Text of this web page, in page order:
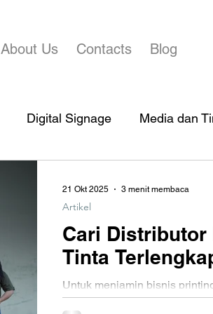
About Us Contacts Blog
Digital Signage Media dan
Cari Distributor
Tinta
Untuk menjamin bisnis
di arena kecepatan dan
Artikel
21 Okt 2025 3 menit membaca